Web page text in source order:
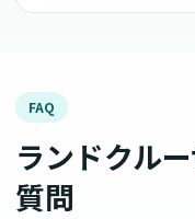
FAQ
ランドクル
質問